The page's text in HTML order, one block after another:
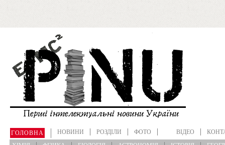
Перейти до основного матеріалу
ГОЛОВНА НОВИНИ
РОЗДІЛИ
ФОТО ВІДЕО